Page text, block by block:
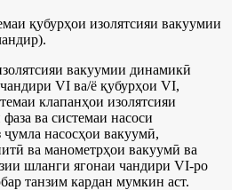
қубурҳои изолятсияи вакуумии
вакуумии динамикӣ
VI ва/ё қубурҳои VI,
клапанҳои изолятсияи
ва системаи насоси
насосҳои вакуумӣ,
ва манометрҳои вакуумӣ ва
шланги ягонаи чандири VI-ро
танзим кардан мумкин аст.